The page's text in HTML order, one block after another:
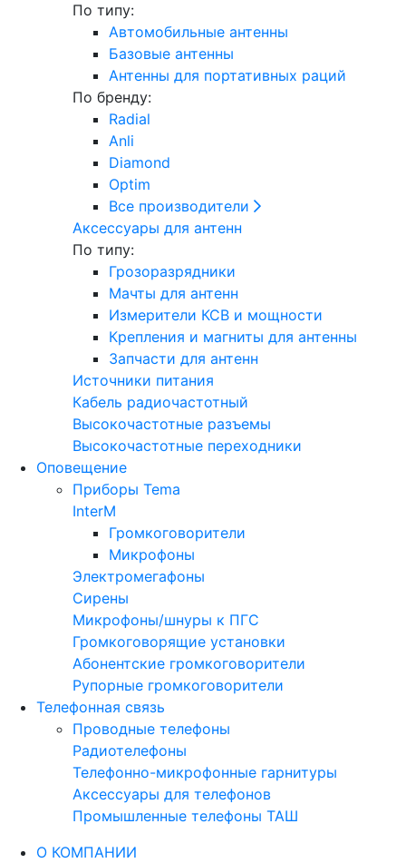
По типу:
Автомобильные антенны
Базовые антенны
Антенны для портативных раций
По бренду:
Radial
Anli
Diamond
Optim
Все производители
Аксессуары для антенн
По типу:
Грозоразрядники
Мачты для антенн
Измерители КСВ и мощности
Крепления и магниты для антенны
Запчасти для антенн
Источники питания
Кабель радиочастотный
Высокочастотные разъемы
Высокочастотные переходники
Оповещение
Приборы Tema
InterM
Громкоговорители
Микрофоны
Электромегафоны
Сирены
Микрофоны/шнуры к ПГС
Громкоговорящие установки
Абонентские громкоговорители
Рупорные громкоговорители
Телефонная связь
Проводные телефоны
Радиотелефоны
Телефонно-микрофонные гарнитуры
Аксессуары для телефонов
Промышленные телефоны ТАШ
О КОМПАНИИ